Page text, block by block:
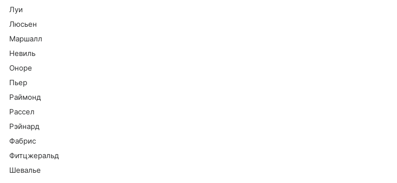
Луи
Люсьен
Маршалл
Невиль
Оноре
Пьер
Раймонд
Рассел
Рэйнард
Фабрис
Фитцжеральд
Шевалье